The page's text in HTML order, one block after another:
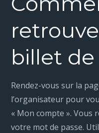
billet
Rendez-vous sur la
l’organisateur pour
« Mon compte ». Vous
votre mot de passe.